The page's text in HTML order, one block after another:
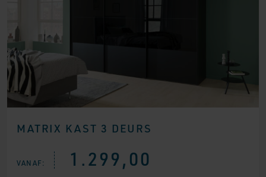
MATRIX KAST 3 DEURS
VANAF: 1.299,00